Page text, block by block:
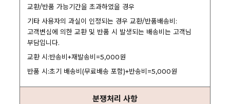
교환/반품 가능기간을 초과하였을 경우
기타 사용자의 과실이 인정되는 경우 교환/반품배송비:
고객변심에 의한 교환 및 반품 시 발생되는 배송비는 고객님
부담입니다.
교환 시:반송비+재발송비=5,000원
반품 시:초기 배송비(무료배송 포함)+반송비=5,000원
분쟁처리 사항